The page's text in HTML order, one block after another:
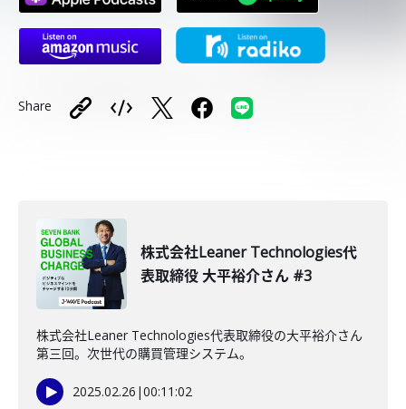
Share
株式会社Leaner Technologies代
表取締役 大平裕介さん #3
株式会社Leaner Technologies代表取締役の大平裕介さん
第三回。次世代の購買管理システム。
2025.02.26 |00:11:02